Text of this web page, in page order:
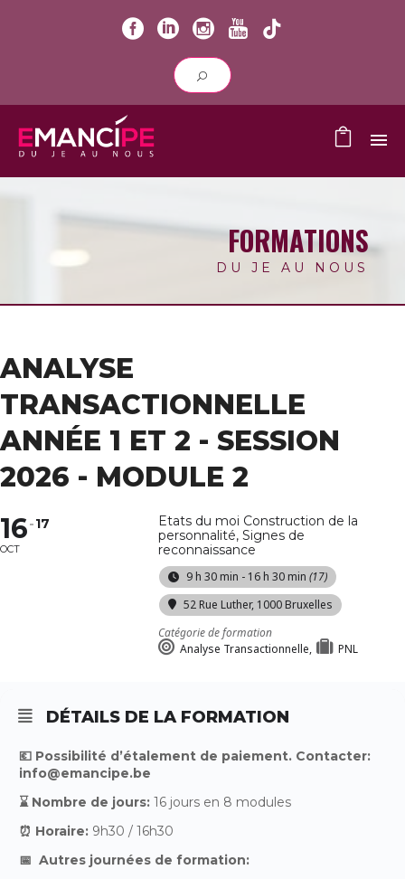
FORMATIONS
DU JE AU NOUS
ANALYSE
TRANSACTIONNELLE
ANNÉE 1 ET 2 - SESSION
2026 - MODULE 2
16
OCT
17
Etats du moi Construction de la
personnalité, Signes de
reconnaissance
9 h 30 min - 16 h 30 min (17)
52 Rue Luther, 1000 Bruxelles
Catégorie de formation
Analyse Transactionnelle,
PNL
DÉTAILS DE LA FORMATION
💶 Possibilité d’étalement de paiement. Contacter:
info@emancipe.be
⌛ Nombre de jours: 16 jours en 8 modules
⏰ Horaire: 9h30 / 16h30
📅 Autres journées de formation: